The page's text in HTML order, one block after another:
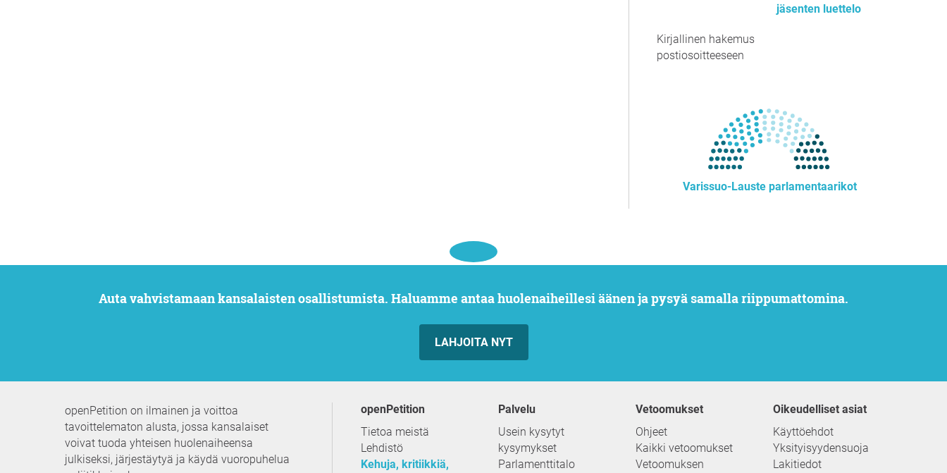
jäsenten luettelo
Kirjallinen hakemus
postiosoitteeseen
Varissuo-Lauste parlamentaarikot
Auta vahvistamaan kansalaisten osallistumista. Haluamme antaa huolenaiheillesi äänen ja pysyä samalla riippumattomina.
LAHJOITA NYT
openPetition on ilmainen ja voittoa
tavoittelematon alusta, jossa kansalaiset
voivat tuoda yhteisen huolenaiheensa
julkiseksi, järjestäytyä ja käydä vuoropuhelua
openPetition
Tietoa meistä
Lehdistö
Kehuja, kritiikkiä,
palvelu
Usein kysytyt
kysymykset
Parlamenttitalo
Vetoomukset
Ohjeet
Kaikki vetoomukset
Vetoomuksen
Oikeudelliset asiat
Käyttöehdot
Yksityisyydensuoja
Lakitiedot